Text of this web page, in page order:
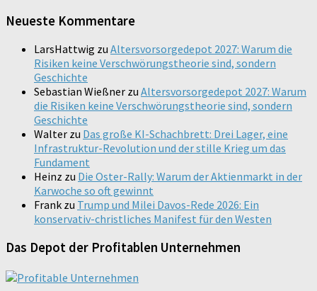
Neueste Kommentare
LarsHattwig zu Altersvorsorgedepot 2027: Warum die
Risiken keine Verschwörungstheorie sind, sondern
Geschichte
Sebastian Wießner zu Altersvorsorgedepot 2027: Warum
die Risiken keine Verschwörungstheorie sind, sondern
Geschichte
Walter zu Das große KI-Schachbrett: Drei Lager, eine
Infrastruktur-Revolution und der stille Krieg um das
Fundament
Heinz zu Die Oster-Rally: Warum der Aktienmarkt in der
Karwoche so oft gewinnt
Frank zu Trump und Milei Davos-Rede 2026: Ein
konservativ-christliches Manifest für den Westen
Das Depot der Profitablen Unternehmen